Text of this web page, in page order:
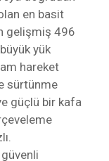
en basit
gelişmiş 496
yük
hareket
sürtünme
güçlü bir kafa